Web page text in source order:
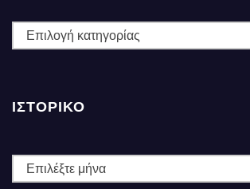
ΚΑΤΗΓΟΡΙΕΣ
ΙΣΤΟΡΙΚΌ
Ιστορικό